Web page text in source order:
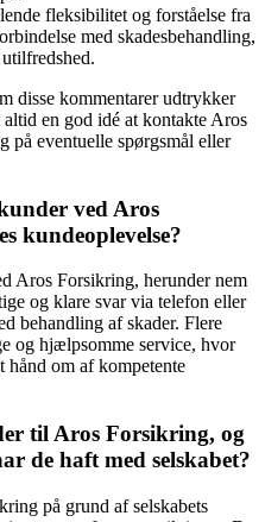
fleksibilitet og forståelse fra
med skadesbehandling,
disse kommentarer udtrykker
en god idé at kontakte Aros
på eventuelle spørgsmål eller
ved Aros
kundeoplevelse?
Aros Forsikring, herunder nem
og klare svar via telefon eller
behandling af skader. Flere
og hjælpsomme service, hvor
hånd om af kompetente
til Aros Forsikring, og
de haft med selskabet?
på grund af selskabets